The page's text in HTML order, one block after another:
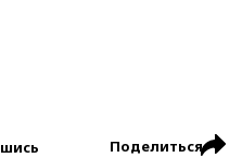
Поделиться